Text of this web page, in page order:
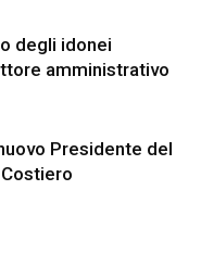
degli idonei
amministrativo
Presidente del